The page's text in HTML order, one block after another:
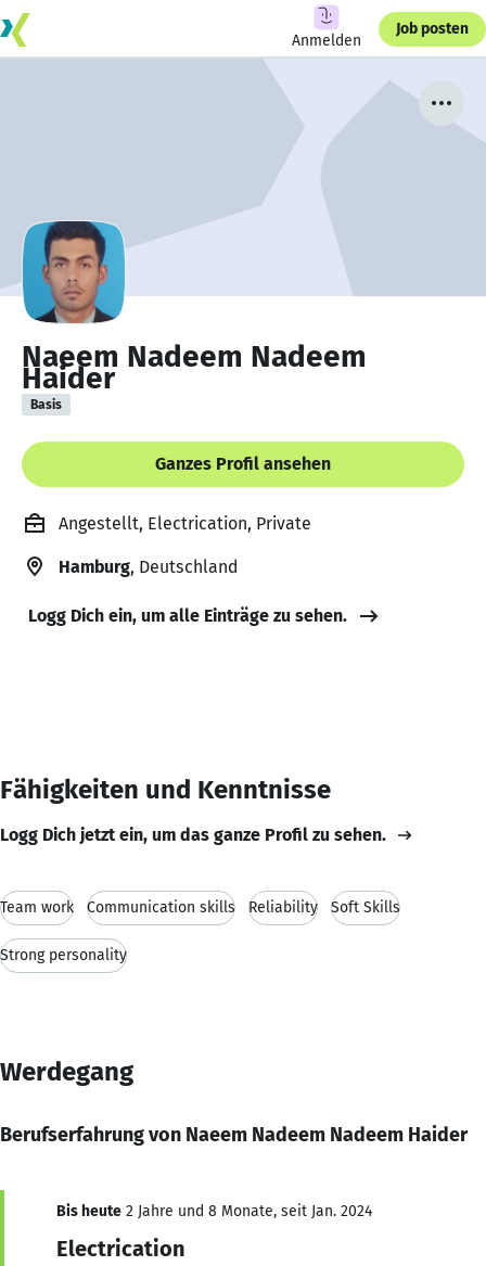
Anmelden
Job posten
Naeem Nadeem Nadeem
Haider
Basis
Ganzes Profil ansehen
Angestellt, Electrication, Private
Hamburg, Deutschland
Logg Dich ein, um alle Einträge zu sehen.
Fähigkeiten und Kenntnisse
Logg Dich jetzt ein, um das ganze Profil zu sehen.
Team work Communication skills Reliability Soft Skills
Strong personality
Werdegang
Berufserfahrung von Naeem Nadeem Nadeem Haider
Bis heute 2 Jahre und 8 Monate, seit Jan. 2024
Electrication